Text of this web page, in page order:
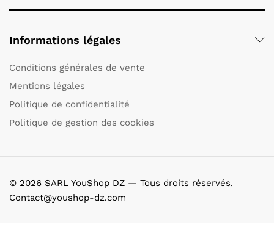
Informations légales
Conditions générales de vente
Mentions légales
Politique de confidentialité
Politique de gestion des cookies
© 2026 SARL YouShop DZ — Tous droits réservés.
Contact@youshop-dz.com